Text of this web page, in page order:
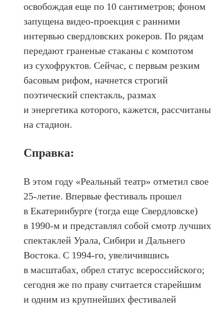
освобождая еще по 10 сантиметров; фоном
запущена видео-проекция с ранними
интервью свердловских рокеров. По рядам
передают граненые стаканы с компотом
из сухофруктов. Сейчас, с первым резким
басовым рифом, начнется строгий
поэтический спектакль, размах
и энергетика которого, кажется, рассчитаны
на стадион.
Справка:
В этом году «Реальный театр» отметил свое
25-летие. Впервые фестиваль прошел
в Екатеринбурге (тогда еще Свердловске)
в 1990-м и представлял собой смотр лучших
спектаклей Урала, Сибири и Дальнего
Востока. С 1994-го, увеличившись
в масштабах, обрел статус всероссийского;
сегодня же по праву считается старейшим
и одним из крупнейших фестивалей